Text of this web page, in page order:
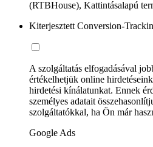
(RTBHouse), Kattintásalapú
Kiterjesztett Conversion-
A szolgáltatás elfogadásával
értékelhetjük online
hirdetési kínálatunkat. Ennek
személyes adatait
szolgáltatókkal, ha Ön már
Google Ads